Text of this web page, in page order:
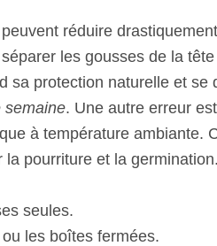
réduire
les gousses de la
sa protection naturelle et se
semaine. Une autre erreur
à température ambiante.
pourriture et la germination.
seules.
les boîtes fermées.